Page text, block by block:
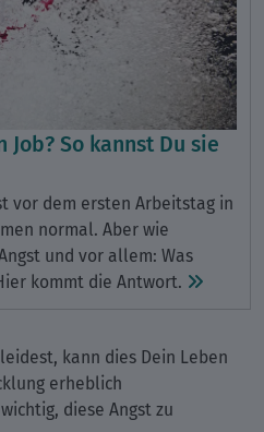
So kannst Du sie
vor dem ersten Arbeitstag in
normal. Aber wie
und vor allem: Was
kommt die Antwort.
kann dies Dein Leben
erheblich
diese Angst zu